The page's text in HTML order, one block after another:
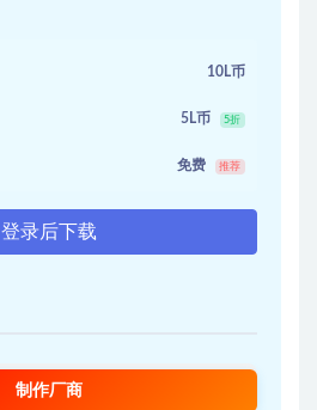
10L币
5L币 5折
免费 推荐
登录后下载
制作厂商